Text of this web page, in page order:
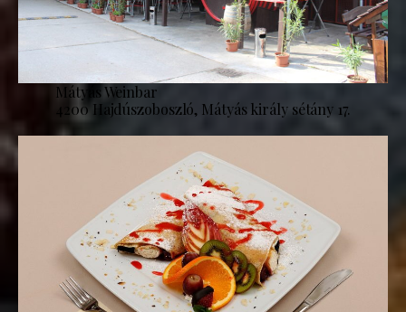
Mátyás Weinbar
4200 Hajdúszoboszló, Mátyás király sétány 17.